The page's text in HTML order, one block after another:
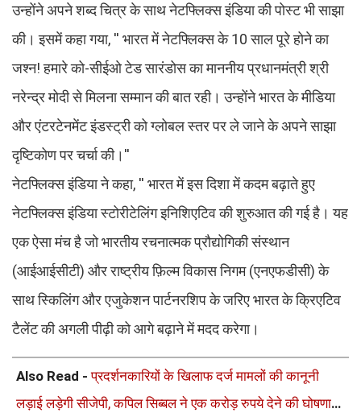
उन्होंने अपने शब्द चित्र के साथ नेटफ्लिक्स इंडिया की पोस्ट भी साझा
की। इसमें कहा गया, '' भारत में नेटफ्लिक्स के 10 साल पूरे होने का
जश्न! हमारे को-सीईओ टेड सारंडोस का माननीय प्रधानमंत्री श्री
नरेन्द्र मोदी से मिलना सम्मान की बात रही। उन्होंने भारत के मीडिया
और एंटरटेनमेंट इंडस्ट्री को ग्लोबल स्तर पर ले जाने के अपने साझा
दृष्टिकोण पर चर्चा की।''
नेटफ्लिक्स इंडिया ने कहा, '' भारत में इस दिशा में कदम बढ़ाते हुए
नेटफ्लिक्स इंडिया स्टोरीटेलिंग इनिशिएटिव की शुरुआत की गई है। यह
एक ऐसा मंच है जो भारतीय रचनात्मक प्रौद्योगिकी संस्थान
(आईआईसीटी) और राष्ट्रीय फ़िल्म विकास निगम (एनएफडीसी) के
साथ स्किलिंग और एजुकेशन पार्टनरशिप के जरिए भारत के क्रिएटिव
टैलेंट की अगली पीढ़ी को आगे बढ़ाने में मदद करेगा।
Also Read -प्रदर्शनकारियों के खिलाफ दर्ज मामलों की कानूनी
लड़ाई लड़ेगी सीजेपी, कपिल सिब्बल ने एक करोड़ रुपये देने की घोषणा